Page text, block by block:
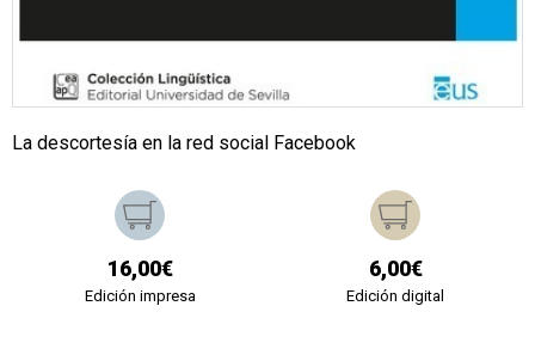
La descortesía en la red social Facebook
16,00€
Edición impresa
6,00€
Edición digital